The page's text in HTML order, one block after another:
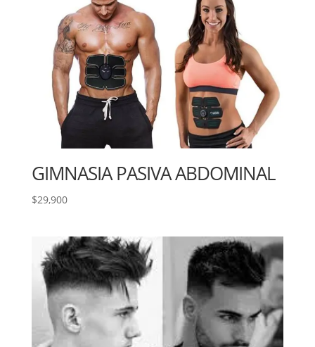
GIMNASIA PASIVA ABDOMINAL
$29,900